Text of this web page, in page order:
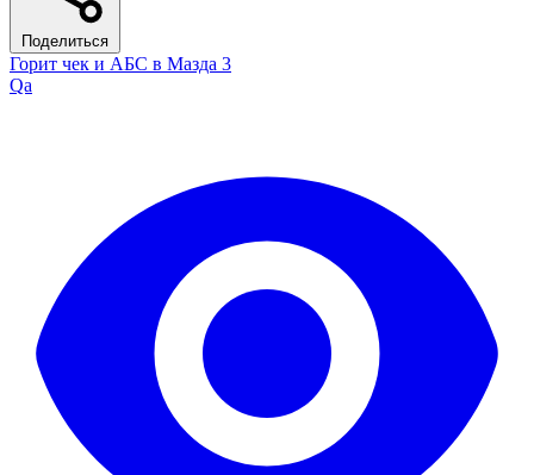
Поделиться
Горит чек и АБС в Мазда 3
Qa